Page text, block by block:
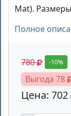
Mat).
Полное
780 -10%
Выгода 78
Цена: 702